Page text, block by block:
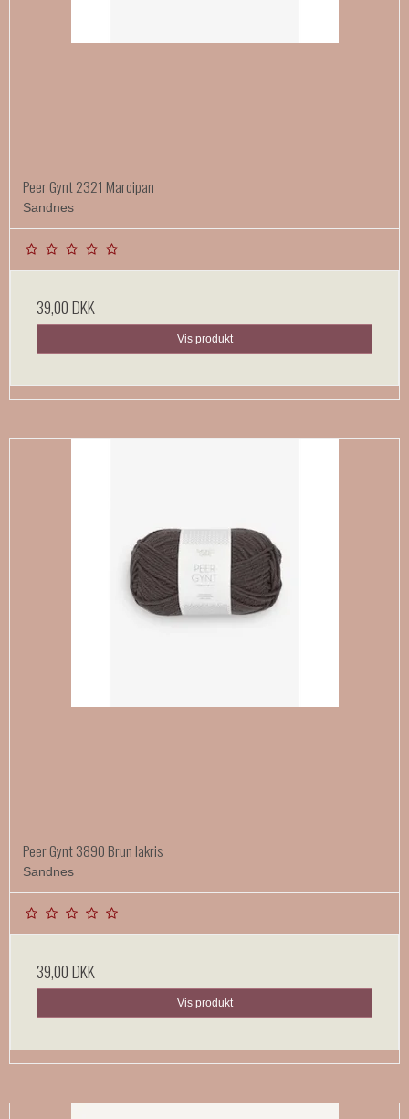
Peer Gynt 2321 Marcipan
Sandnes
39,00 DKK
Vis produkt
Peer Gynt 3890 Brun lakris
Sandnes
39,00 DKK
Vis produkt